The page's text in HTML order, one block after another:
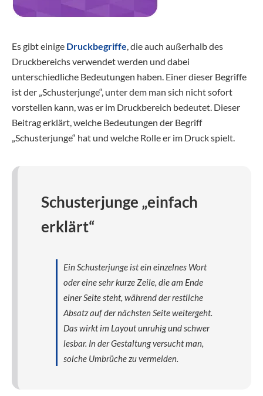
Es gibt einige Druckbegriffe, die auch außerhalb des
Druckbereichs verwendet werden und dabei
unterschiedliche Bedeutungen haben. Einer dieser Begriffe
ist der „Schusterjunge“, unter dem man sich nicht sofort
vorstellen kann, was er im Druckbereich bedeutet. Dieser
Beitrag erklärt, welche Bedeutungen der Begriff
„Schusterjunge“ hat und welche Rolle er im Druck spielt.
Schusterjunge „einfach
erklärt“
Ein Schusterjunge ist ein einzelnes Wort
oder eine sehr kurze Zeile, die am Ende
einer Seite steht, während der restliche
Absatz auf der nächsten Seite weitergeht.
Das wirkt im Layout unruhig und schwer
lesbar. In der Gestaltung versucht man,
solche Umbrüche zu vermeiden.